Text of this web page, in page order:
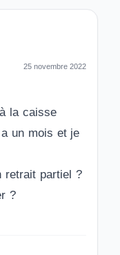
25 novembre 2022
la caisse
un mois et je
retrait partiel ?
?